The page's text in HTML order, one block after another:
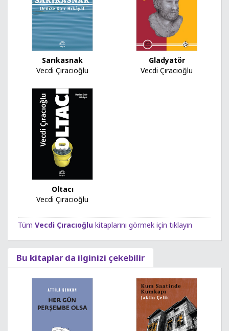
Sarıkasnak
Vecdi Çıracıoğlu
Gladyatör
Vecdi Çıracıoğlu
Oltacı
Vecdi Çıracıoğlu
Tüm Vecdi Çıracıoğlu kitaplarını görmek için tıklayın
Bu kitaplar da ilginizi çekebilir